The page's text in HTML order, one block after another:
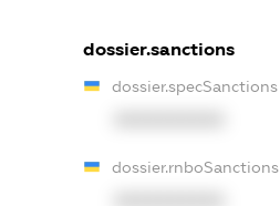
dossier.sanctions
dossier.specSanctions
dossier.rnboSanctions